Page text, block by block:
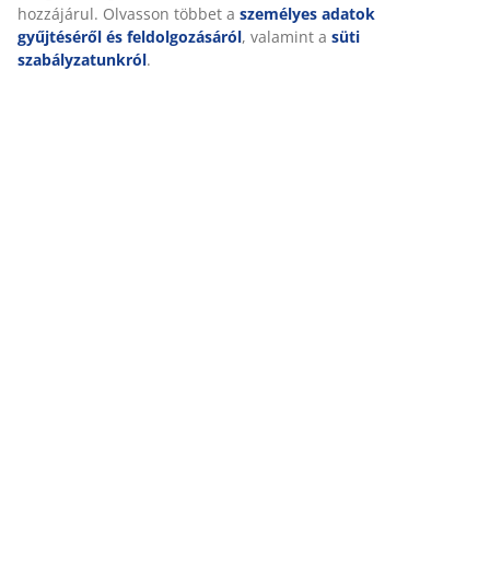
hozzájárul. Olvasson többet a személyes adatok
gyűjtéséről és feldolgozásáról, valamint a süti
szabályzatunkról.